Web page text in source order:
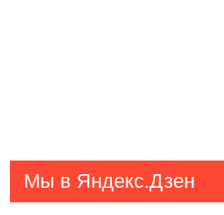
Мы в Яндекс.Дзен